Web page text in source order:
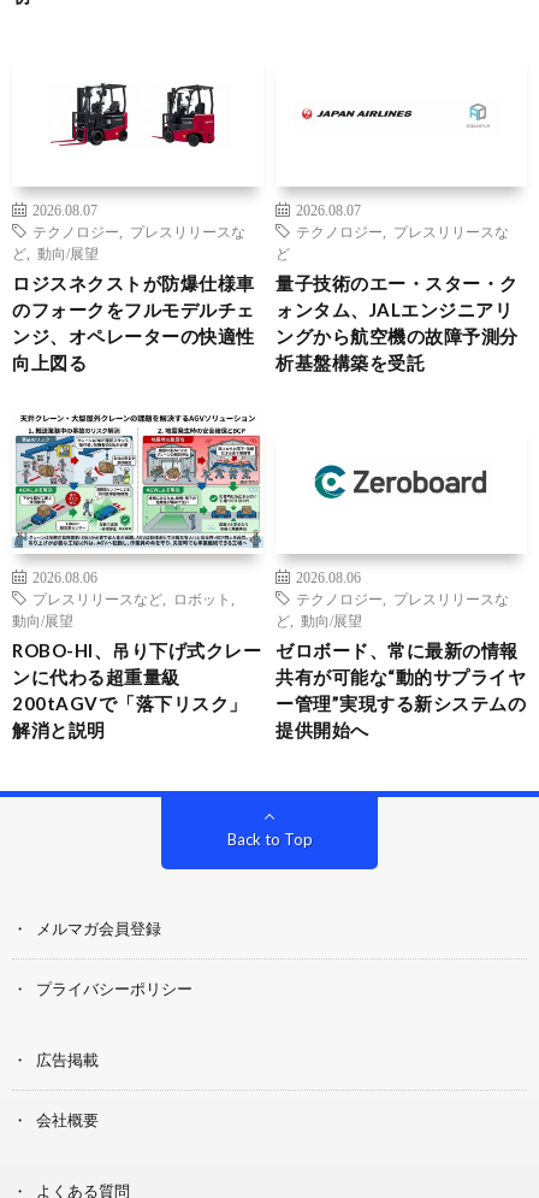
2026.08.07
テクノロジー
プレスリリースな
ど
動向/展望
ロジスネクストが防爆仕様車
のフォークをフルモデルチェ
ンジ、オペレーターの快適性
向上図る
2026.08.07
テクノロジー
プレスリリースな
ど
量子技術のエー・スター・ク
ォンタム、JALエンジニアリ
ングから航空機の故障予測分
析基盤構築を受託
2026.08.06
プレスリリースなど
ロボット
動向/展望
ROBO-HI、吊り下げ式クレー
ンに代わる超重量級
200tAGVで「落下リスク」
解消と説明
2026.08.06
テクノロジー
プレスリリースな
ど
動向/展望
ゼロボード、常に最新の情報
共有が可能な“動的サプライヤ
ー管理”実現する新システムの
提供開始へ
Back to Top
メルマガ会員登録
プライバシーポリシー
広告掲載
会社概要
よくある質問